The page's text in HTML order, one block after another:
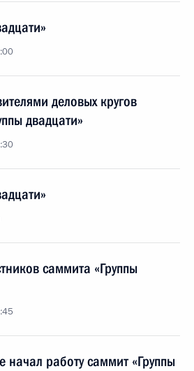
деловых кругов
двадцати»
саммита «Группы
начал работу саммит «Группы